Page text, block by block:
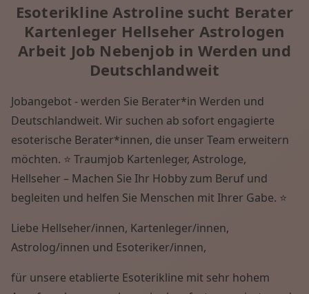
Esoterikline Astroline sucht Berater
Kartenleger Hellseher Astrologen
Arbeit Job Nebenjob in Werden und
Deutschlandweit
Jobangebot - werden Sie Berater*in Werden und
Deutschlandweit. Wir suchen ab sofort engagierte
esoterische Berater*innen, die unser Team erweitern
möchten. ⭐ Traumjob Kartenleger, Astrologe,
Hellseher – Machen Sie Ihr Hobby zum Beruf und
begleiten und helfen Sie Menschen mit Ihrer Gabe. ⭐
Liebe Hellseher/innen, Kartenleger/innen,
Astrolog/innen und Esoteriker/innen,
für unsere etablierte Esoterikline mit sehr hohem